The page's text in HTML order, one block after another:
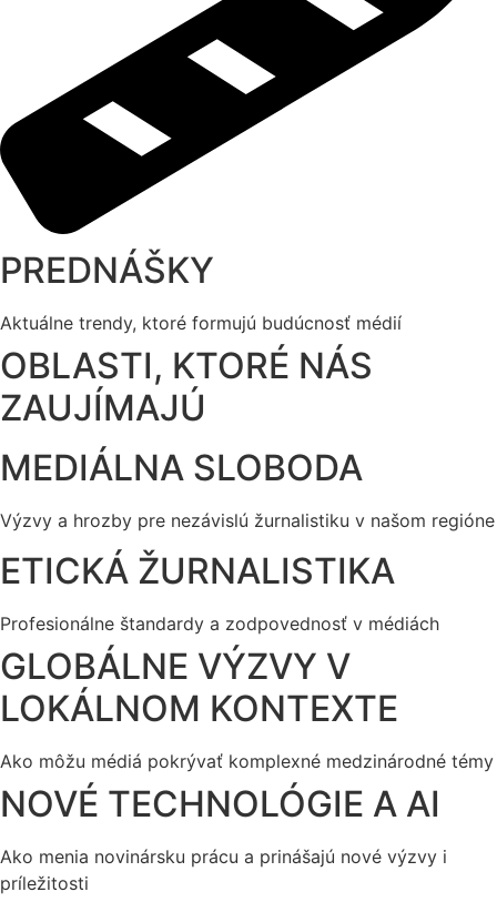
PREDNÁŠKY
Aktuálne trendy, ktoré formujú budúcnosť médií
OBLASTI, KTORÉ NÁS
ZAUJÍMAJÚ
MEDIÁLNA SLOBODA
Výzvy a hrozby pre nezávislú žurnalistiku v našom regióne
ETICKÁ ŽURNALISTIKA
Profesionálne štandardy a zodpovednosť v médiách
GLOBÁLNE VÝZVY V
LOKÁLNOM KONTEXTE
Ako môžu médiá pokrývať komplexné medzinárodné témy
NOVÉ TECHNOLÓGIE A AI
Ako menia novinársku prácu a prinášajú nové výzvy i
príležitosti